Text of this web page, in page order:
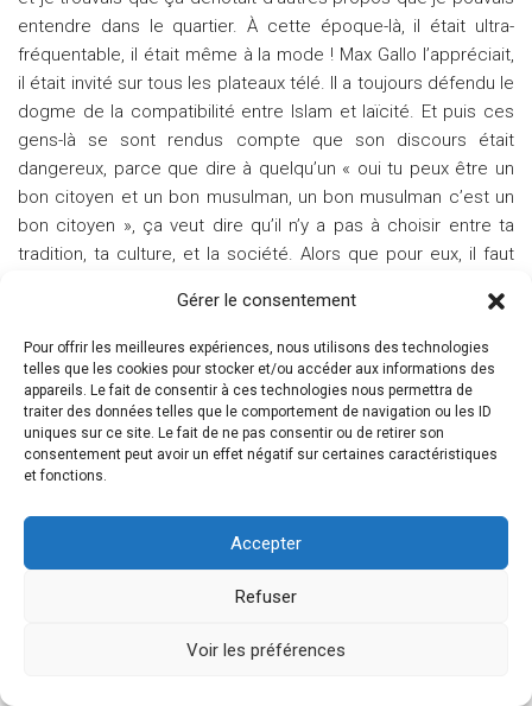
Gérer le consentement
Pour offrir les meilleures expériences, nous utilisons des technologies
telles que les cookies pour stocker et/ou accéder aux informations des
appareils. Le fait de consentir à ces technologies nous permettra de
traiter des données telles que le comportement de navigation ou les ID
uniques sur ce site. Le fait de ne pas consentir ou de retirer son
consentement peut avoir un effet négatif sur certaines caractéristiques
et fonctions.
Accepter
Refuser
Voir les préférences
entendre dans le quartier. À cette époque-là, il était ultra-
fréquentable, il était même à la mode ! Max Gallo l’appréciait,
il était invité sur tous les plateaux télé. Il a toujours défendu le
dogme de la compatibilité entre Islam et laïcité. Et puis ces
gens-là se sont rendus compte que son discours était
dangereux, parce que dire à quelqu’un « oui tu peux être un
bon citoyen et un bon musulman, un bon musulman c’est un
bon citoyen », ça veut dire qu’il n’y a pas à choisir entre ta
tradition, ta culture, et la société. Alors que pour eux, il faut
française. Pour eux, les deux ne sont pas compatibles, et un
« Islam de France » ne serait pas un vrai Islam. Ils lui ont vite
préféré Dalil Boubakeur, et du jour au lendemain, Tariq
Ramadan est devenu infréquentable. Alors qu’il n’a jamais
prôné la violence…
« Ministère » comme une donnée biographique (vous venez des
classes populaires, vous évoluez toujours dans les classes
« affaires populaires », dans une forme artistique populaire, une
un engagement politique : un parti pris pour les classes